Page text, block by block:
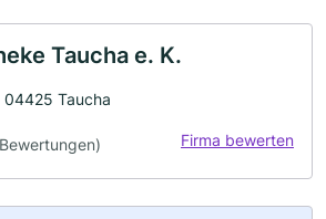
Taucha e. K.
04425 Taucha
Firma bewerten